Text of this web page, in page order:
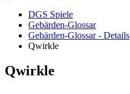
DGS Spiele
Gebärden-Glossar
Gebärden-Glossar - Details
Qwirkle
Qwirkle